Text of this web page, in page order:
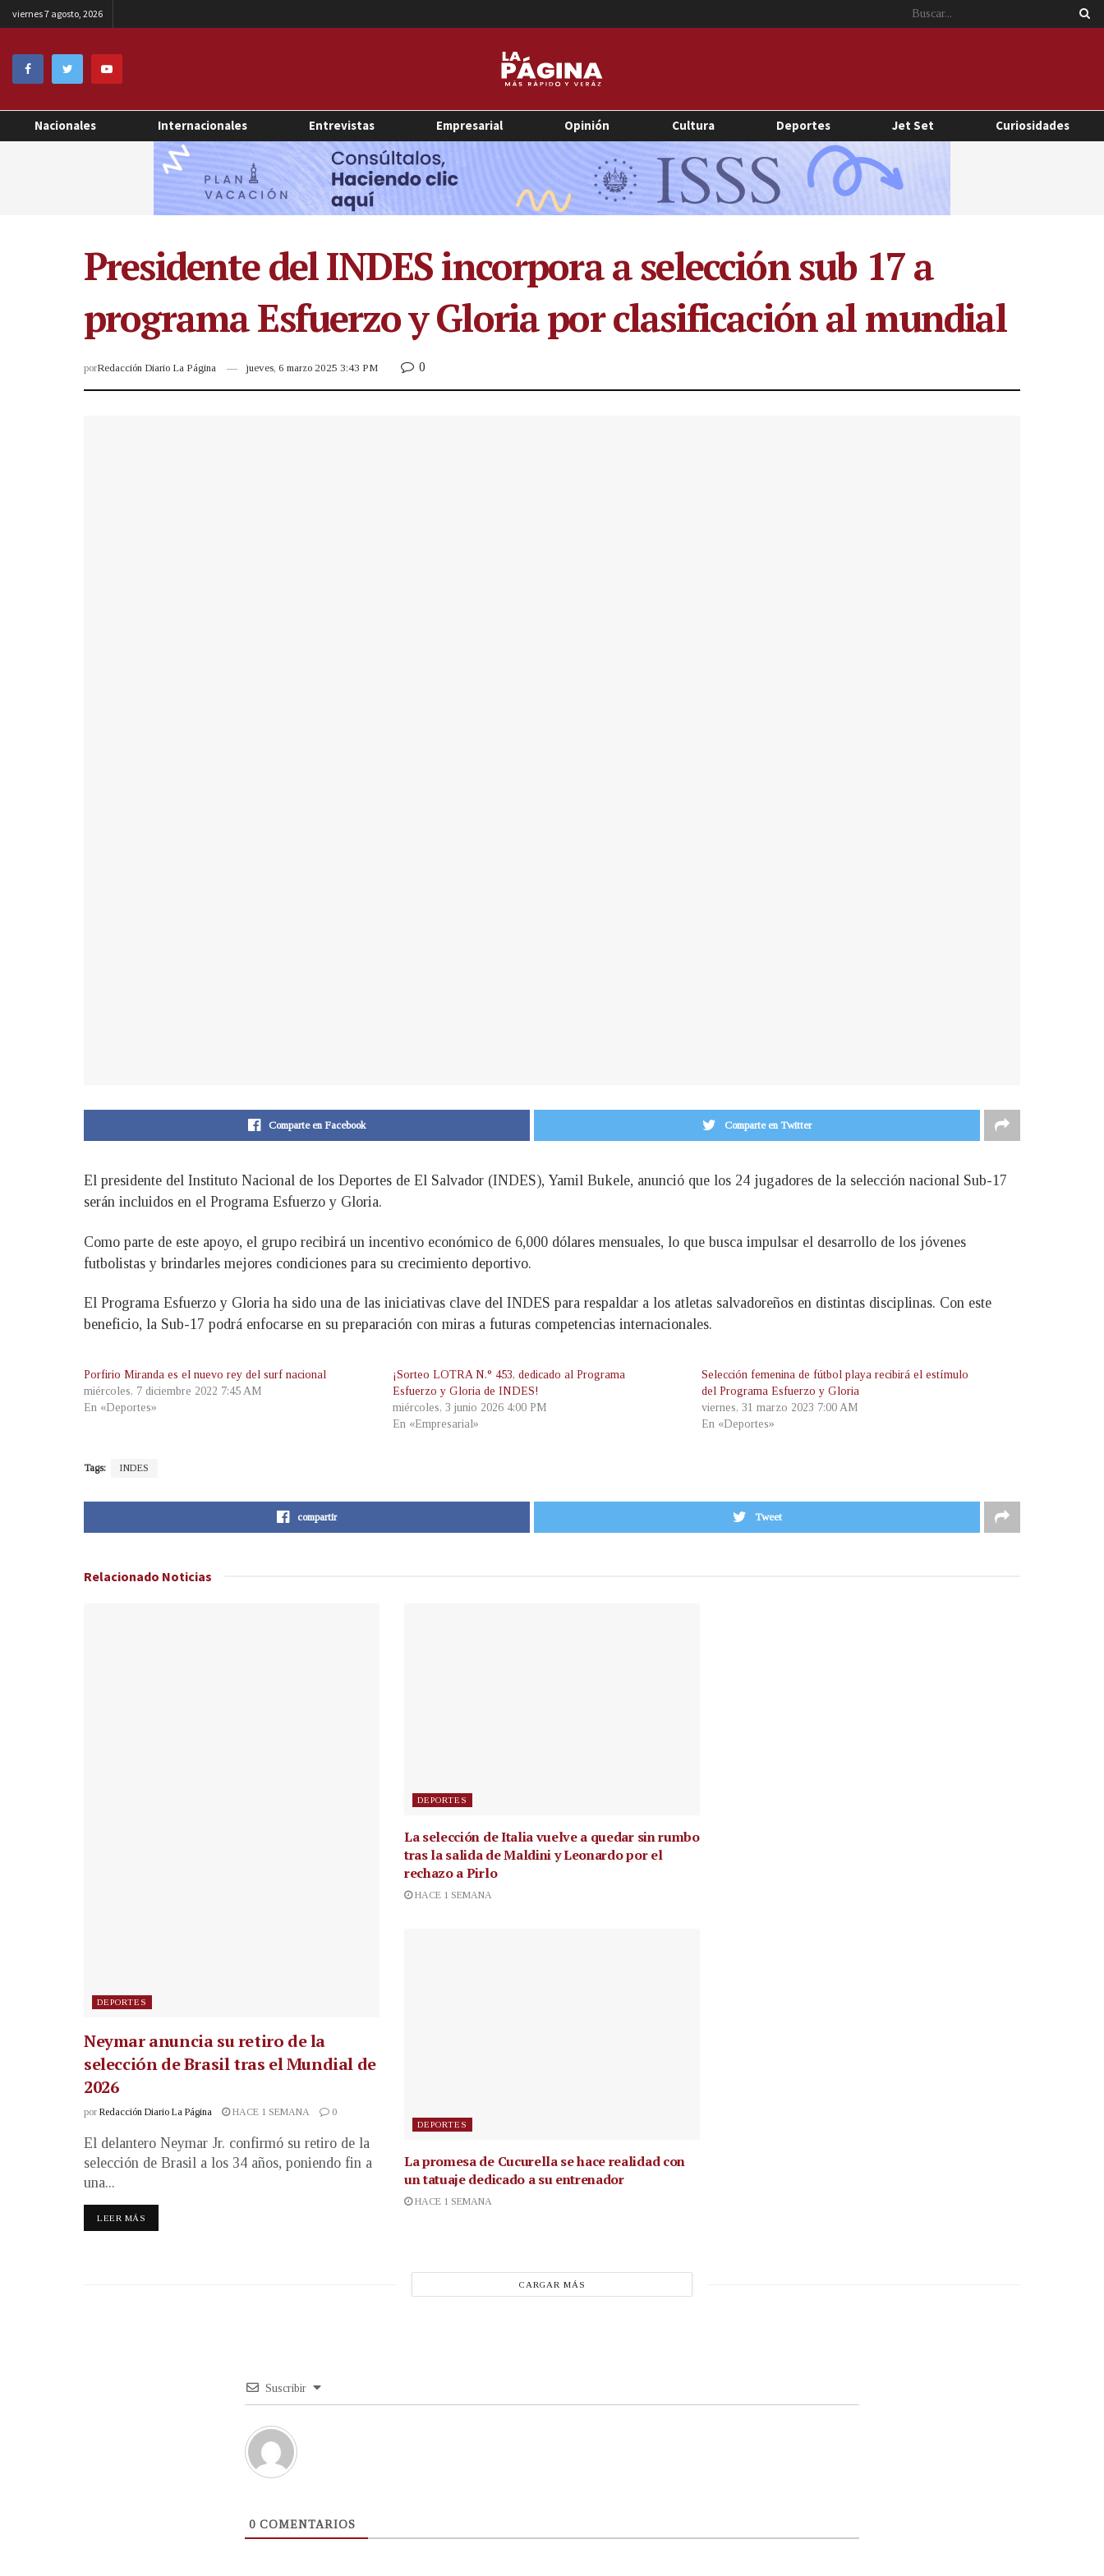
viernes 7 agosto, 2026
Nacionales Internacionales Entrevistas Empresarial Opinión Cultura Deportes Jet Set Curiosidades
Presidente del INDES incorpora a selección sub 17 a
programa Esfuerzo y Gloria por clasificación al mundial
porRedacción Diario La Página jueves, 6 marzo 2025 3:43 PM 0
Comparte en Facebook Comparte en Twitter
El presidente del Instituto Nacional de los Deportes de El Salvador (INDES), Yamil Bukele, anunció que los 24 jugadores de la selección nacional Sub-17
serán incluidos en el Programa Esfuerzo y Gloria.
Como parte de este apoyo, el grupo recibirá un incentivo económico de 6,000 dólares mensuales, lo que busca impulsar el desarrollo de los jóvenes
futbolistas y brindarles mejores condiciones para su crecimiento deportivo.
El Programa Esfuerzo y Gloria ha sido una de las iniciativas clave del INDES para respaldar a los atletas salvadoreños en distintas disciplinas. Con este
beneficio, la Sub-17 podrá enfocarse en su preparación con miras a futuras competencias internacionales.
Porfirio Miranda es el nuevo rey del surf nacional
miércoles, 7 diciembre 2022 7:45 AM
En «Deportes»
¡Sorteo LOTRA N.° 453, dedicado al Programa
Esfuerzo y Gloria de INDES!
miércoles, 3 junio 2026 4:00 PM
En «Empresarial»
Selección femenina de fútbol playa recibirá el estímulo
del Programa Esfuerzo y Gloria
viernes, 31 marzo 2023 7:00 AM
En «Deportes»
Tags: INDES
compartir Tweet
Relacionado Noticias
DEPORTES
Neymar anuncia su retiro de la
selección de Brasil tras el Mundial de
2026
por Redacción Diario La Página HACE 1 SEMANA 0
El delantero Neymar Jr. confirmó su retiro de la
selección de Brasil a los 34 años, poniendo fin a
una...
LEER MÁS
DEPORTES
La selección de Italia vuelve a quedar sin rumbo
tras la salida de Maldini y Leonardo por el
rechazo a Pirlo
HACE 1 SEMANA
DEPORTES
La promesa de Cucurella se hace realidad con
un tatuaje dedicado a su entrenador
HACE 1 SEMANA
CARGAR MÁS
Suscribir
0 COMENTARIOS